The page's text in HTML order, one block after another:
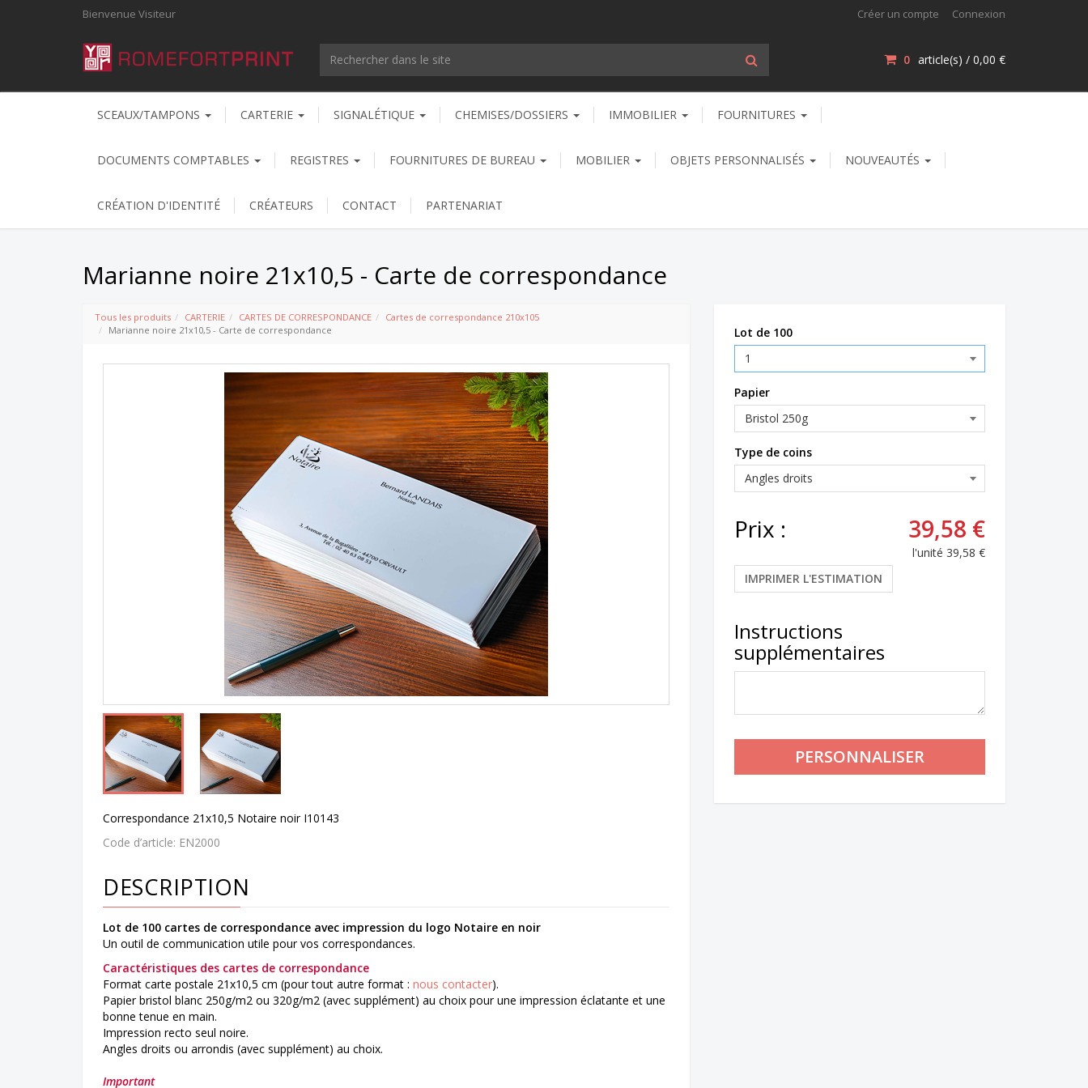
Bienvenue Visiteur Créer un compte Connexion
0 article(s) / 0,00 €
SCEAUX/TAMPONS CARTERIE SIGNALÉTIQUE CHEMISES/DOSSIERS IMMOBILIER FOURNITURES
DOCUMENTS COMPTABLES REGISTRES FOURNITURES DE BUREAU MOBILIER OBJETS PERSONNALISÉS NOUVEAUTÉS
CRÉATION D'IDENTITÉ CRÉATEURS CONTACT PARTENARIAT
Marianne noire 21x10,5 - Carte de correspondance
Lot de 100
Papier
Type de coins
Prix : 39,58 €
l'unité 39,58 €
IMPRIMER L'ESTIMATION
Instructions
supplémentaires
Tous les produits CARTERIE CARTES DE CORRESPONDANCE
Cartes de correspondance 210x105
Marianne noire 21x10,5 - Carte de correspondance
Correspondance 21x10,5 Notaire noir I10143
Code d’article: EN2000
DESCRIPTION
Lot de 100 cartes de correspondance avec impression du logo Notaire en noir
Un outil de communication utile pour vos correspondances.
Caractéristiques des cartes de correspondance
Format carte postale 21x10,5 cm (pour tout autre format : nous contacter).
Papier bristol blanc 250g/m2 ou 320g/m2 (avec supplément) au choix pour une impression éclatante et une
bonne tenue en main.
Impression recto seul noire.
Angles droits ou arrondis (avec supplément) au choix.
Important